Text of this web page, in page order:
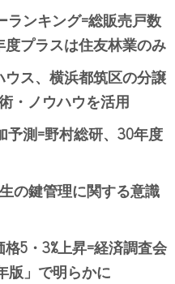
ランキング=総販売戸数
プラスは住友林業のみ
ス、横浜都筑区の分譲
・ノウハウを活用
測=野村総研、30年度
の鍵管理に関する意識
5・3%上昇=経済調査会
版」で明らかに